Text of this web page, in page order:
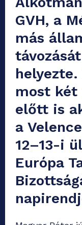
GVH, a
más
helyezte.
most két
előtt is
a
12–13-i
Európa